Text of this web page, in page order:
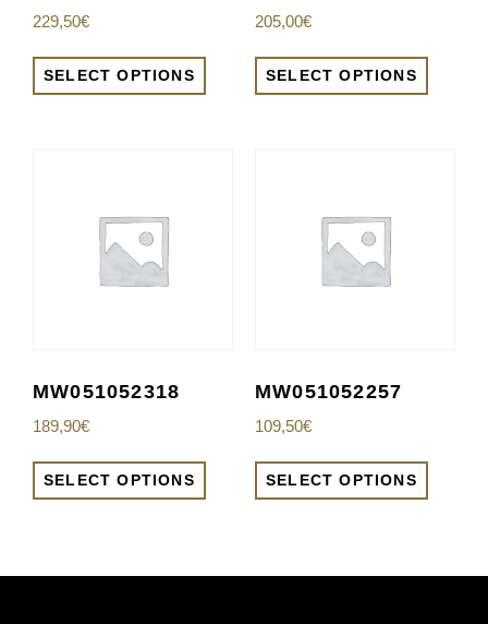
229,50€
SELECT OPTIONS
205,00€
SELECT OPTIONS
MW051052318
189,90€
SELECT OPTIONS
MW051052257
109,50€
SELECT OPTIONS